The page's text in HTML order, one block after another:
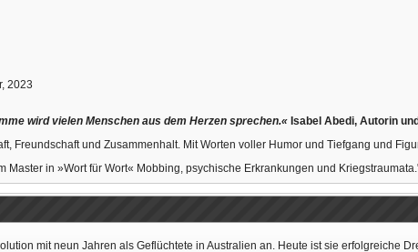
2023
wird vielen Menschen aus dem Herzen sprechen.«Isabel Abedi, Autorin
Freundschaft und Zusammenhalt. Mit Worten voller Humor und Tiefgang und
in »Wort für Wort« Mobbing, psychische Erkrankungen und
mit neun Jahren als Geflüchtete in Australien an. Heute ist sie erfolgreiche